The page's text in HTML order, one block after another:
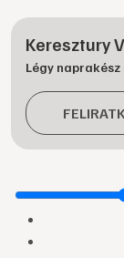
Keresztury
Légy